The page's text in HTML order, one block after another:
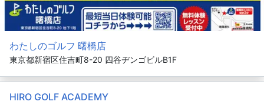
わたしのゴルフ 曙橋店
東京都新宿区住吉町8-20 四谷ヂンゴビルB1F
HIRO GOLF ACADEMY